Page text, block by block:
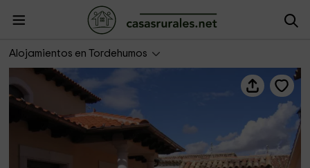
Alojamientos en Tordehumos
Casa Rural el Arriero